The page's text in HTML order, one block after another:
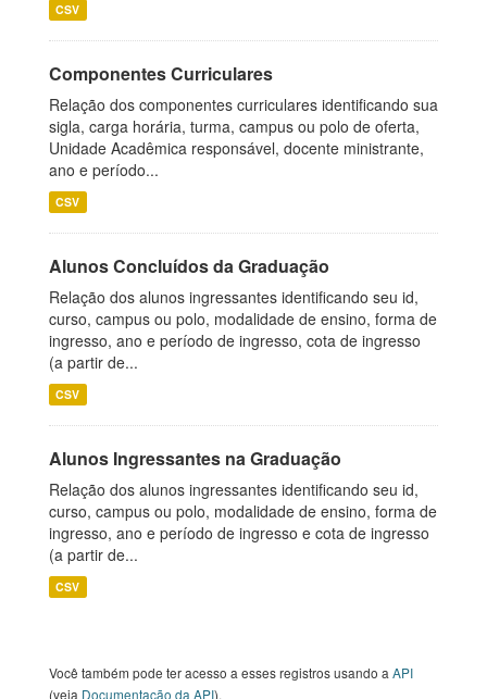
CSV
Componentes Curriculares
Relação dos componentes curriculares identificando sua
sigla, carga horária, turma, campus ou polo de oferta,
Unidade Acadêmica responsável, docente ministrante,
ano e período...
CSV
Alunos Concluídos da Graduação
Relação dos alunos ingressantes identificando seu id,
curso, campus ou polo, modalidade de ensino, forma de
ingresso, ano e período de ingresso, cota de ingresso
(a partir de...
CSV
Alunos Ingressantes na Graduação
Relação dos alunos ingressantes identificando seu id,
curso, campus ou polo, modalidade de ensino, forma de
ingresso, ano e período de ingresso e cota de ingresso
(a partir de...
CSV
Você também pode ter acesso a esses registros usando a API
(veja Documentação da API).